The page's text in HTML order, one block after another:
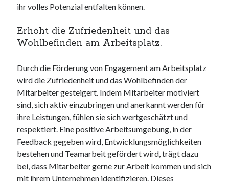
ihr volles Potenzial entfalten können.
Erhöht die Zufriedenheit und das
Wohlbefinden am Arbeitsplatz.
Durch die Förderung von Engagement am Arbeitsplatz
wird die Zufriedenheit und das Wohlbefinden der
Mitarbeiter gesteigert. Indem Mitarbeiter motiviert
sind, sich aktiv einzubringen und anerkannt werden für
ihre Leistungen, fühlen sie sich wertgeschätzt und
respektiert. Eine positive Arbeitsumgebung, in der
Feedback gegeben wird, Entwicklungsmöglichkeiten
bestehen und Teamarbeit gefördert wird, trägt dazu
bei, dass Mitarbeiter gerne zur Arbeit kommen und sich
mit ihrem Unternehmen identifizieren. Dieses